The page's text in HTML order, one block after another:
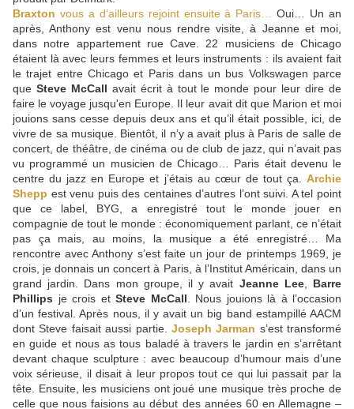
Braxton vous a d’ailleurs rejoint ensuite à Paris…
Oui… Un an
après, Anthony est venu nous rendre visite, à Jeanne et moi,
dans notre appartement rue Cave. 22 musiciens de Chicago
étaient là avec leurs femmes et leurs instruments : ils avaient fait
le trajet entre Chicago et Paris dans un bus Volkswagen parce
que Steve McCall avait écrit à tout le monde pour leur dire de
faire le voyage jusqu'en Europe. Il leur avait dit que Marion et moi
jouions sans cesse depuis deux ans et qu’il était possible, ici, de
vivre de sa musique. Bientôt, il n’y a avait plus à Paris de salle de
concert, de théâtre, de cinéma ou de club de jazz, qui n’avait pas
vu programmé un musicien de Chicago… Paris était devenu le
centre du jazz en Europe et j’étais au cœur de tout ça. Archie
Shepp est venu puis des centaines d’autres l’ont suivi. A tel point
que ce label, BYG, a enregistré tout le monde jouer en
compagnie de tout le monde : économiquement parlant, ce n’était
pas ça mais, au moins, la musique a été enregistré… Ma
rencontre avec Anthony s’est faite un jour de printemps 1969, je
crois, je donnais un concert à Paris, à l’Institut Américain, dans un
grand jardin. Dans mon groupe, il y avait Jeanne Lee, Barre
Phillips je crois et Steve McCall . Nous jouions là à l’occasion
d’un festival. Après nous, il y avait un big band estampillé AACM
dont Steve faisait aussi partie. Joseph Jarman s’est transformé
en guide et nous as tous baladé à travers le jardin en s’arrêtant
devant chaque sculpture : avec beaucoup d’humour mais d’une
voix sérieuse, il disait à leur propos tout ce qui lui passait par la
tête. Ensuite, les musiciens ont joué une musique très proche de
celle que nous faisions au début des années 60 en Allemagne –